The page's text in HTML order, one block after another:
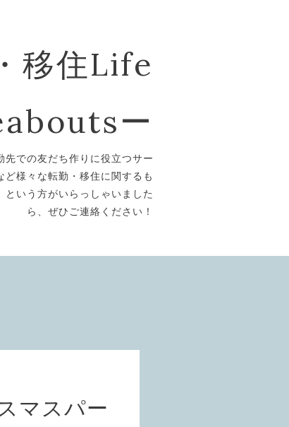
移住Life
ー
での友だち作りに役立つサー
様々な転勤・移住に関するも
いう方がいらっしゃいました
ら、ぜひご連絡ください！
マスパー